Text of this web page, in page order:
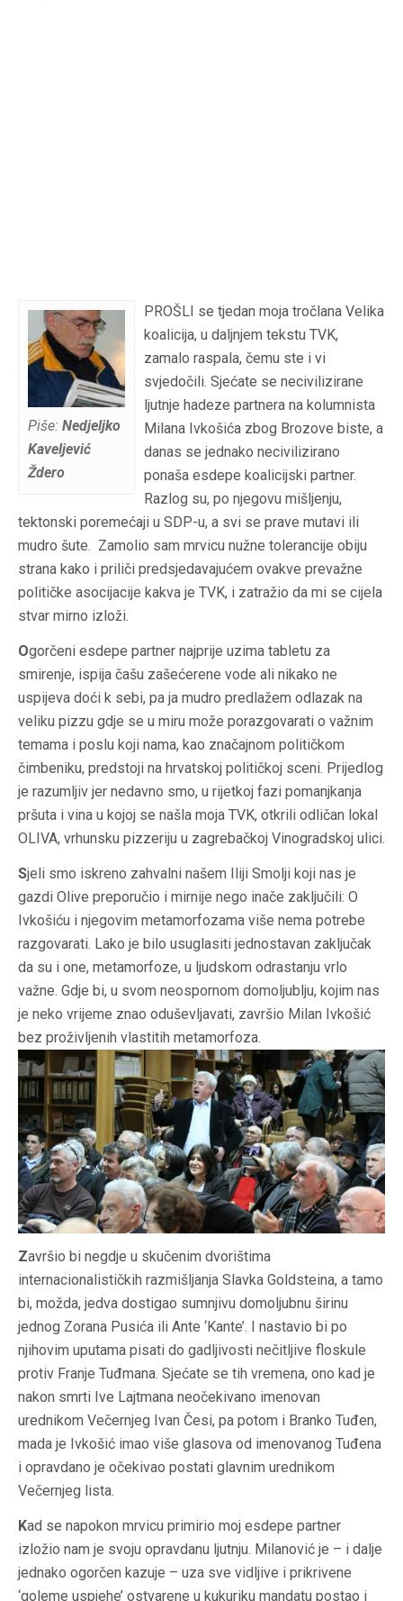
Piše: Nedjeljko
Kaveljević
Ždero
PROŠLI se tjedan moja tročlana Velika
koalicija, u daljnjem tekstu TVK,
zamalo raspala, čemu ste i vi
svjedočili. Sjećate se necivilizirane
ljutnje hadeze partnera na kolumnista
Milana Ivkošića zbog Brozove biste, a
danas se jednako necivilizirano
ponaša esdepe koalicijski partner.
Razlog su, po njegovu mišljenju,
tektonski poremećaji u SDP-u, a svi se prave mutavi ili
mudro šute. Zamolio sam mrvicu nužne tolerancije obiju
strana kako i priliči predsjedavajućem ovakve prevažne
političke asocijacije kakva je TVK, i zatražio da mi se cijela
stvar mirno izloži.
Ogorčeni esdepe partner najprije uzima tabletu za
smirenje, ispija čašu zašećerene vode ali nikako ne
uspijeva doći k sebi, pa ja mudro predlažem odlazak na
veliku pizzu gdje se u miru može porazgovarati o važnim
temama i poslu koji nama, kao značajnom političkom
čimbeniku, predstoji na hrvatskoj političkoj sceni. Prijedlog
je razumljiv jer nedavno smo, u rijetkoj fazi pomanjkanja
pršuta i vina u kojoj se našla moja TVK, otkrili odličan lokal
OLIVA, vrhunsku pizzeriju u zagrebačkoj Vinogradskoj ulici.
Sjeli smo iskreno zahvalni našem Iliji Smolji koji nas je
gazdi Olive preporučio i mirnije nego inače zaključili: O
Ivkošiću i njegovim metamorfozama više nema potrebe
razgovarati. Lako je bilo usuglasiti jednostavan zaključak
da su i one, metamorfoze, u ljudskom odrastanju vrlo
važne. Gdje bi, u svom neospornom domoljublju, kojim nas
je neko vrijeme znao oduševljavati, završio Milan Ivkošić
bez proživljenih vlastitih metamorfoza.
Završio bi negdje u skučenim dvorištima
internacionalističkih razmišljanja Slavka Goldsteina, a tamo
bi, možda, jedva dostigao sumnjivu domoljubnu širinu
jednog Zorana Pusića ili Ante ‘Kante’. I nastavio bi po
njihovim uputama pisati do gadljivosti nečitljive floskule
protiv Franje Tuđmana. Sjećate se tih vremena, ono kad je
nakon smrti Ive Lajtmana neočekivano imenovan
urednikom Večernjeg Ivan Česi, pa potom i Branko Tuđen,
mada je Ivkošić imao više glasova od imenovanog Tuđena
i opravdano je očekivao postati glavnim urednikom
Večernjeg lista.
Kad se napokon mrvicu primirio moj esdepe partner
izložio nam je svoju opravdanu ljutnju. Milanović je – i dalje
jednako ogorčen kazuje – uza sve vidljive i prikrivene
‘goleme uspjehe’ ostvarene u kukuriku mandatu postao i